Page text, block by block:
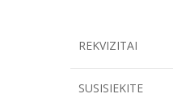
REKVIZITAI
SUSISIEKITE